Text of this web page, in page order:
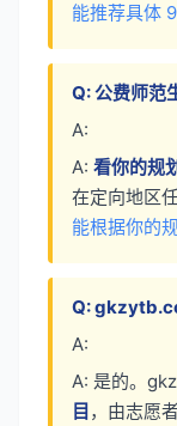
能推荐具体
Q: 公费师范
A:
A: 看你的规
在定向地区
能根据你的
Q:
A:
A: 是的。
目 ，由志愿